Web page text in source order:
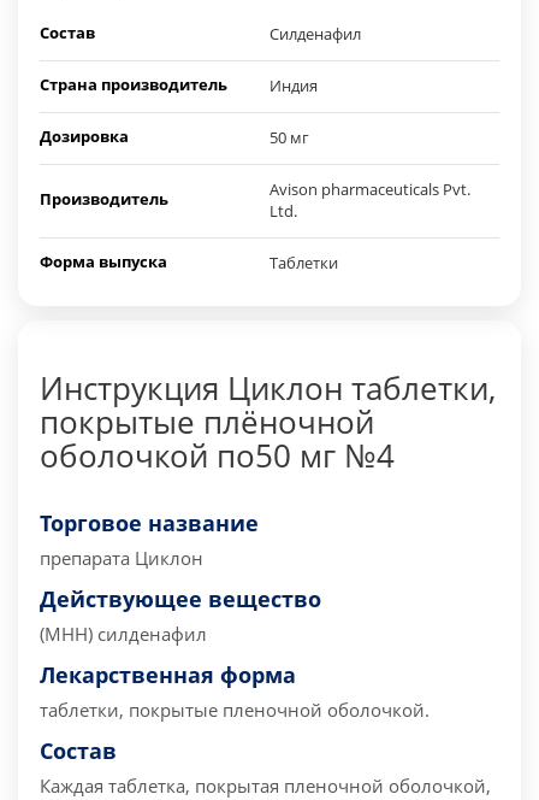
Состав Силденафил
Страна производитель Индия
Дозировка 50 мг
Производитель
Avison pharmaceuticals Pvt.
Ltd.
Форма выпуска Таблетки
Инструкция Циклон таблетки,
покрытые плёночной
оболочкой по50 мг №4
Торговое название
препарата Циклон
Действующее вещество
(МНН) силденафил
Лекарственная форма
таблетки, покрытые пленочной оболочкой.
Состав
Каждая таблетка, покрытая пленочной оболочкой,